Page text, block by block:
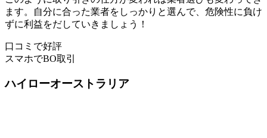
ます。自分に合った業者をしっかりと選んで、危険性に負け
ずに利益をだしていきましょう！
口コミで好評
スマホでBO取引
ハイローオーストラリア